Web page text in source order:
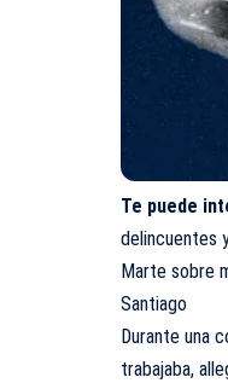
Te puede
delincuentes
Marte sobre
Santiago
Durante una
trabajaba,